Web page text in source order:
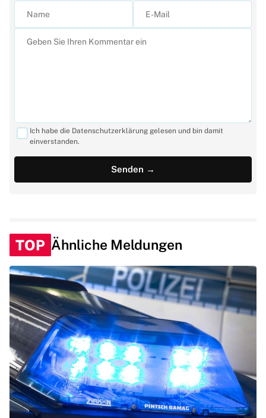
Ich habe die Datenschutzerklärung gelesen und bin damit
einverstanden.
TOP Ähnliche Meldungen